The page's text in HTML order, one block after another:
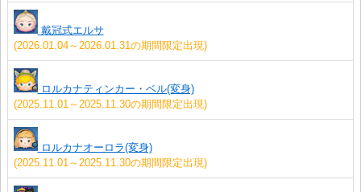
戴冠式エルサ
(2026.01.04～2026.01.31の期間限定出現)
ロルカナティンカー・ベル(変身)
(2025.11.01～2025.11.30の期間限定出現)
ロルカナオーロラ(変身)
(2025.11.01～2025.11.30の期間限定出現)